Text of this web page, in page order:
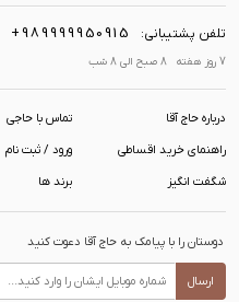
تلفن پشتیبانی: +989999950915
7 روز هفته 8 صبح الی 8 شب
درباره حاج آقا تماس با حاجی
راهنمای خرید اقساطی ورود / ثبت نام
شگفت انگیز برند ها
دوستان را با پیامک به حاج آقا دعوت کنید
ارسال